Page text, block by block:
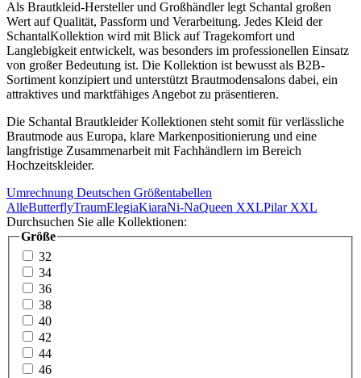
Als Brautkleid-Hersteller und Großhändler legt Schantal großen
Wert auf Qualität, Passform und Verarbeitung. Jedes Kleid der
SchantalKollektion wird mit Blick auf Tragekomfort und
Langlebigkeit entwickelt, was besonders im professionellen Einsatz
von großer Bedeutung ist. Die Kollektion ist bewusst als B2B-
Sortiment konzipiert und unterstützt Brautmodensalons dabei, ein
attraktives und marktfähiges Angebot zu präsentieren.
Die Schantal Brautkleider Kollektionen steht somit für verlässliche
Brautmode aus Europa, klare Markenpositionierung und eine
langfristige Zusammenarbeit mit Fachhändlern im Bereich
Hochzeitskleider.
Umrechnung Deutschen Größentabellen
AlleButterflyTraumElegiaKiaraNi-NaQueen XXLPilar XXL
Durchsuchen Sie alle Kollektionen:
Größe
32
34
36
38
40
42
44
46